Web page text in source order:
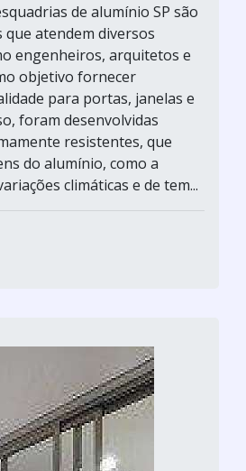
de alumínio SP são
atendem diversos
engenheiros, arquitetos e
objetivo fornecer
para portas, janelas e
foram desenvolvidas
resistentes, que
do alumínio, como a
climáticas e de tem...